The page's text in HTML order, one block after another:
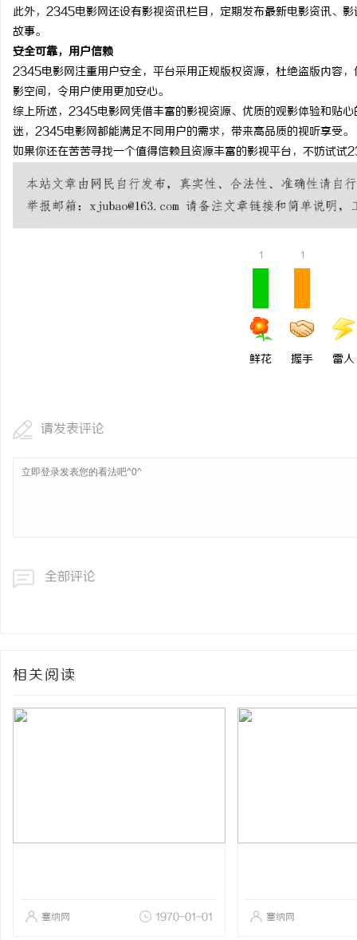
此外，2345电影网还设有影视资讯栏目，定期发布最新电影资讯、
故事。
安全可靠，用户信赖
2345电影网注重用户安全，平台采用正规版权资源，杜绝盗版内容
影空间，令用户使用更加安心。
综上所述，2345电影网凭借丰富的影视资源、优质的观影体验和贴
迷，2345电影网都能满足不同用户的需求，带来高品质的视听享受。
如果你还在苦苦寻找一个值得信赖且资源丰富的影视平台，不妨试
1
鲜花
1
握手 雷人
请发表评论
全部评论
相关阅读
塞纳网 1970-01-01 塞纳网